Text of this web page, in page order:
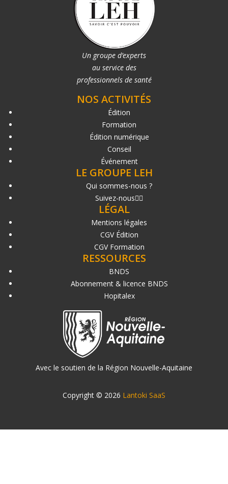
Un groupe d’experts
au service des
professionnels de santé
NOS ACTIVITÉS
Édition
Formation
Édition numérique
Conseil
Événement
LE GROUPE LEH
Qui sommes-nous ?
Suivez-nous
LÉGAL
Mentions légales
CGV Édition
CGV Formation
RESSOURCES
BNDS
Abonnement & licence BNDS
Hopitalex
Avec le soutien de la Région Nouvelle-Aquitaine
Copyright © 2026 Lantoki SaaS